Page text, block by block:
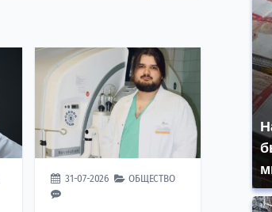
31-07-2026 ОБЩЕСТВО